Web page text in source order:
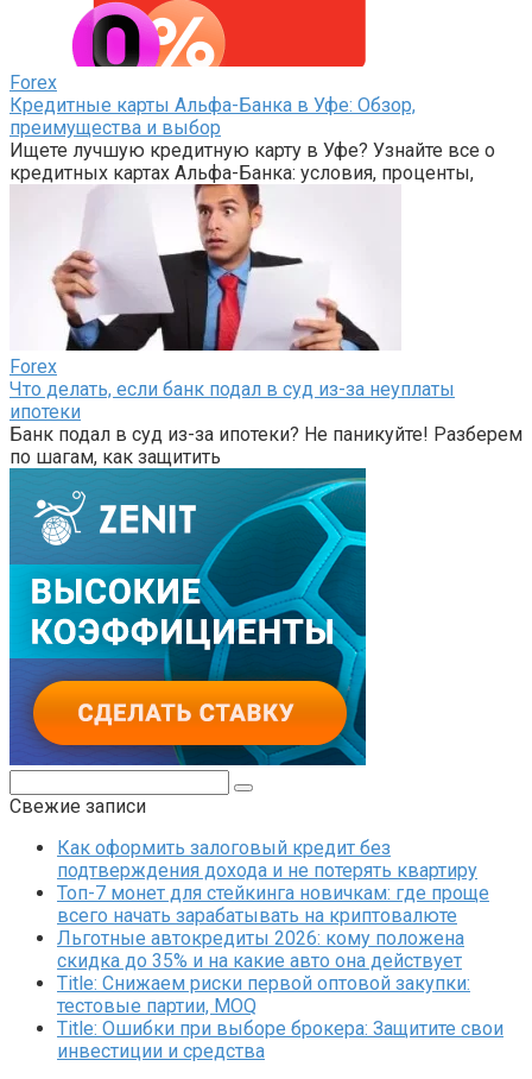
Forex
Кредитные карты Альфа-Банка в Уфе: Обзор,
преимущества и выбор
Ищете лучшую кредитную карту в Уфе? Узнайте все о
кредитных картах Альфа-Банка: условия, проценты,
Forex
Что делать, если банк подал в суд из-за неуплаты
ипотеки
Банк подал в суд из-за ипотеки? Не паникуйте! Разберем
по шагам, как защитить
Свежие записи
Как оформить залоговый кредит без
подтверждения дохода и не потерять квартиру
Топ-7 монет для стейкинга новичкам: где проще
всего начать зарабатывать на криптовалюте
Льготные автокредиты 2026: кому положена
скидка до 35% и на какие авто она действует
Title: Снижаем риски первой оптовой закупки:
тестовые партии, MOQ
Title: Ошибки при выборе брокера: Защитите свои
инвестиции и средства